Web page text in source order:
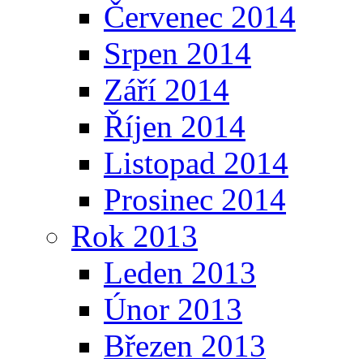
Červenec 2014
Srpen 2014
Září 2014
Říjen 2014
Listopad 2014
Prosinec 2014
Rok 2013
Leden 2013
Únor 2013
Březen 2013